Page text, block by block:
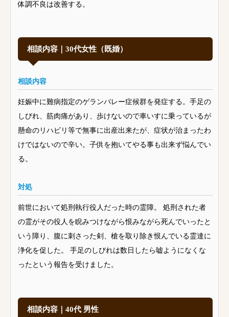
体調不良は改善する。
相談内容｜30代女性（既婚）
相談内容
妊娠中に難病指定のゲランバレー症候群を発症する。手足の
しびれ、筋肉痛があり、歩けないので車いすに乗っているが
懸命のリハビリ等で無事に出産出来たが、症状が治まったわ
けではないので辛い。子供を抱いてやる事も出来ず悩んでい
る。
対処
前世において処刑執行役人だった時の霊障。 処刑された者
の霊がその役人を睨みつけながら恨みながら死んでいったと
いう障り、腹に刺さった剣、槍を取り除き恨んでいる霊達に
浄化を促した。 手足のしびれは数日したら嘘ようになくな
ったという報告を受けました。
相談内容｜40代 男性